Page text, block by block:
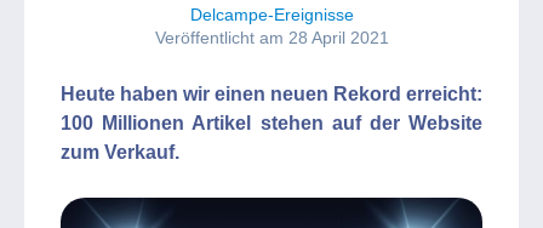
Delcampe-Ereignisse
Veröffentlicht am 28 April 2021
Heute haben wir einen neuen Rekord erreicht:
100 Millionen Artikel stehen auf der Website
zum Verkauf.